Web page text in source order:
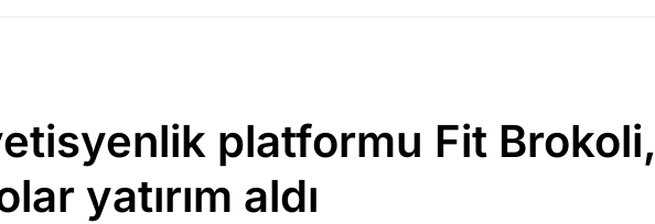
platformu Fit Brokoli,
yatırım aldı